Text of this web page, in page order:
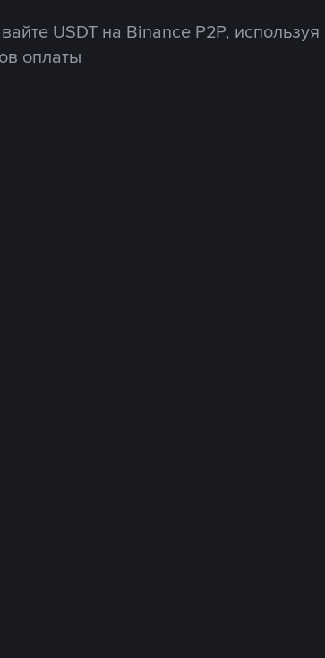
USDT на Binance P2P, используя
оплаты